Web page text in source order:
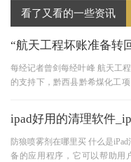
看了又看的一些资讯
“航天工程坏账准备转
每经记者曾剑每经叶峰 航天工
的支持下，黔西县黔希煤化工
ipad好用的清理软件
防狼喷雾剂在哪里买 什么是
备的应用程序，它可以帮助用